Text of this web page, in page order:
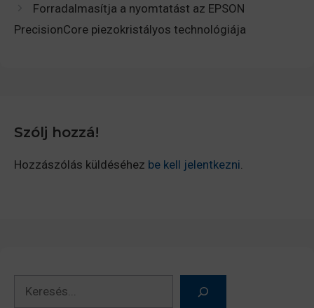
Forradalmasítja a nyomtatást az EPSON
PrecisionCore piezokristályos technológiája
Szólj hozzá!
Hozzászólás küldéséhez be kell jelentkezni